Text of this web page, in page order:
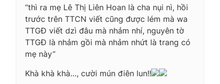
“thì ra mẹ Lê Thị Liên Hoan là cha nụi nì, hồi
trước trên TTCN viết cũng được lém mà wa
TTGĐ viết dzì đâu mà nhảm nhí, nguyên tờ
TTGĐ là nhảm gồi mà nhảm nhứt là trang có
mẹ này”
Khà khà khà…, cười mún điên lun!!